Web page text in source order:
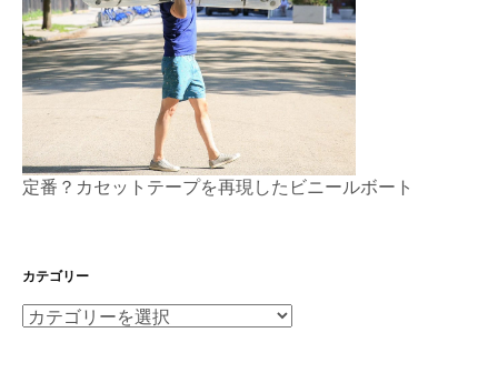
定番？カセットテープを再現したビニールボート
カテゴリー
カ